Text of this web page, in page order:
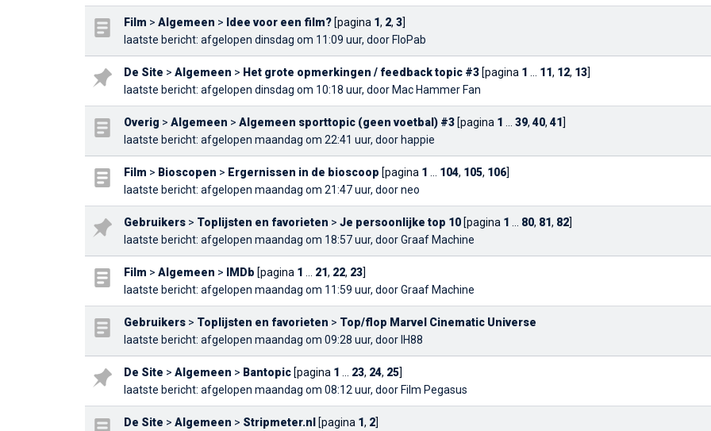
Film > Algemeen > Idee voor een film? [pagina 1, 2, 3]
laatste bericht: afgelopen dinsdag om 11:09 uur, door FloPab
De Site > Algemeen > Het grote opmerkingen / feedback topic #3 [pagina 1 11, 12, 13]
laatste bericht: afgelopen dinsdag om 10:18 uur, door Mac Hammer Fan
Overig > Algemeen > Algemeen sporttopic (geen voetbal) #3 [pagina 1 39, 40, 41]
laatste bericht: afgelopen maandag om 22:41 uur, door happie
Film > Bioscopen > Ergernissen in de bioscoop [pagina 1 104, 105, 106]
laatste bericht: afgelopen maandag om 21:47 uur, doorneo
Gebruikers > Toplijsten en favorieten > Je persoonlijke top 10 [pagina 1 80, 81, 82]
laatste bericht: afgelopen maandag om 18:57 uur, doorGraaf Machine
Film > Algemeen > IMDb [pagina 1 21, 22, 23]
laatste bericht: afgelopen maandag om 11:59 uur, doorGraaf Machine
Gebruikers > Toplijsten en favorieten > Top/flop Marvel Cinematic Universe
laatste bericht: afgelopen maandag om 09:28 uur, door IH88
De Site > Algemeen > Bantopic [pagina 1 23, 24, 25]
laatste bericht: afgelopen maandag om 08:12 uur, door Film Pegasus
De Site > Algemeen > Stripmeter.nl [pagina 1, 2]